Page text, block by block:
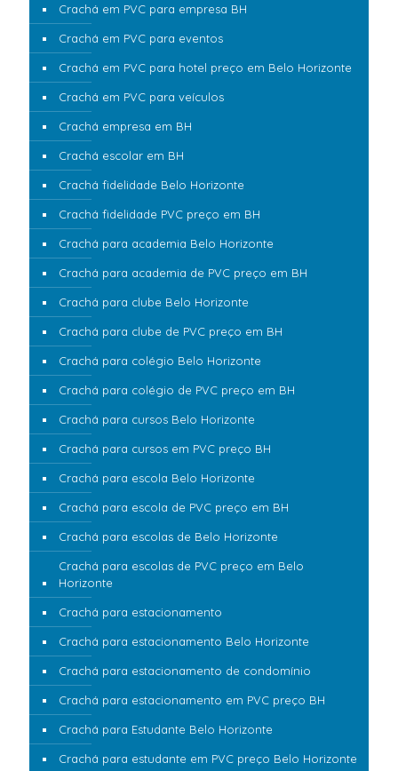
Crachá em PVC para empresa BH
Crachá em PVC para eventos
Crachá em PVC para hotel preço em Belo Horizonte
Crachá em PVC para veículos
Crachá empresa em BH
Crachá escolar em BH
Crachá fidelidade Belo Horizonte
Crachá fidelidade PVC preço em BH
Crachá para academia Belo Horizonte
Crachá para academia de PVC preço em BH
Crachá para clube Belo Horizonte
Crachá para clube de PVC preço em BH
Crachá para colégio Belo Horizonte
Crachá para colégio de PVC preço em BH
Crachá para cursos Belo Horizonte
Crachá para cursos em PVC preço BH
Crachá para escola Belo Horizonte
Crachá para escola de PVC preço em BH
Crachá para escolas de Belo Horizonte
Crachá para escolas de PVC preço em Belo
Horizonte
Crachá para estacionamento
Crachá para estacionamento Belo Horizonte
Crachá para estacionamento de condomínio
Crachá para estacionamento em PVC preço BH
Crachá para Estudante Belo Horizonte
Crachá para estudante em PVC preço Belo Horizonte